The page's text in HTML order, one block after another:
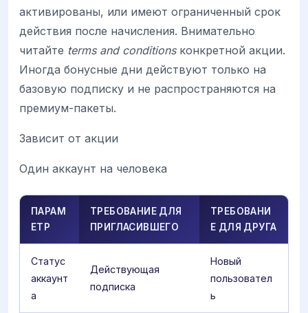
активированы, или имеют ограниченный срок
действия после начисления. Внимательно
читайте terms and conditionsконкретной акции.
Иногда бонусные дни действуют только на
базовую подписку и не распространяются на
премиум-пакеты.
Зависит от акции
Один аккаунт на человека
ПАРАМ
ЕТР
ТРЕБОВАНИЕ ДЛЯ
ПРИГЛАСИВШЕГО
ТРЕБОВАНИ
Е ДЛЯ ДРУГА
Статус
аккаунт
а
Действующая
подписка
Новый
пользовател
ь